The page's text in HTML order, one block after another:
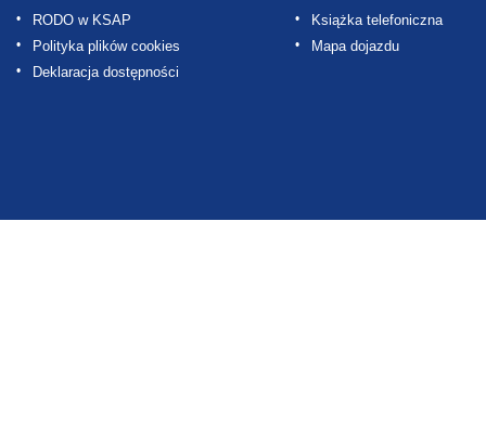
RODO w KSAP
Polityka plików cookies
Deklaracja dostępności
Książka telefoniczna
Mapa dojazdu